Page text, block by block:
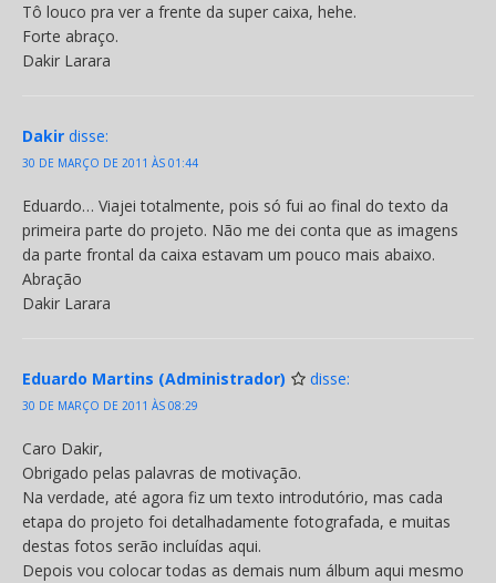
Tô louco pra ver a frente da super caixa, hehe.
Forte abraço.
Dakir Larara
Dakir disse:
30 DE MARÇO DE 2011 ÀS 01:44
Eduardo… Viajei totalmente, pois só fui ao final do texto da
primeira parte do projeto. Não me dei conta que as imagens
da parte frontal da caixa estavam um pouco mais abaixo.
Abração
Dakir Larara
Eduardo Martins (Administrador) disse:
30 DE MARÇO DE 2011 ÀS 08:29
Caro Dakir,
Obrigado pelas palavras de motivação.
Na verdade, até agora fiz um texto introdutório, mas cada
etapa do projeto foi detalhadamente fotografada, e muitas
destas fotos serão incluídas aqui.
Depois vou colocar todas as demais num álbum aqui mesmo